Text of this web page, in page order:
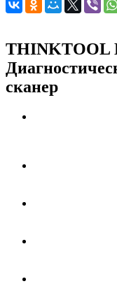
THINKTOOL
сканер